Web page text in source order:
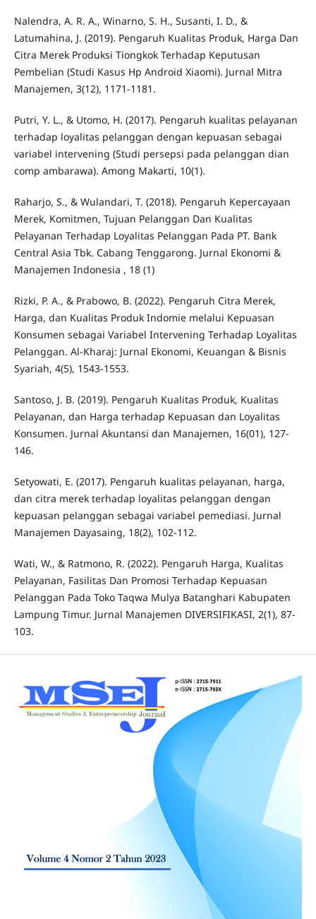
Nalendra, A. R. A., Winarno, S. H., Susanti, I. D., &
Latumahina, J. (2019). Pengaruh Kualitas Produk, Harga Dan
Citra Merek Produksi Tiongkok Terhadap Keputusan
Pembelian (Studi Kasus Hp Android Xiaomi). Jurnal Mitra
Manajemen, 3(12), 1171-1181.
Putri, Y. L., & Utomo, H. (2017). Pengaruh kualitas pelayanan
terhadap loyalitas pelanggan dengan kepuasan sebagai
variabel intervening (Studi persepsi pada pelanggan dian
comp ambarawa). Among Makarti, 10(1).
Raharjo, S., & Wulandari, T. (2018). Pengaruh Kepercayaan
Merek, Komitmen, Tujuan Pelanggan Dan Kualitas
Pelayanan Terhadap Loyalitas Pelanggan Pada PT. Bank
Central Asia Tbk. Cabang Tenggarong. Jurnal Ekonomi &
Manajemen Indonesia , 18 (1)
Rizki, P. A., & Prabowo, B. (2022). Pengaruh Citra Merek,
Harga, dan Kualitas Produk Indomie melalui Kepuasan
Konsumen sebagai Variabel Intervening Terhadap Loyalitas
Pelanggan. Al-Kharaj: Jurnal Ekonomi, Keuangan & Bisnis
Syariah, 4(5), 1543-1553.
Santoso, J. B. (2019). Pengaruh Kualitas Produk, Kualitas
Pelayanan, dan Harga terhadap Kepuasan dan Loyalitas
Konsumen. Jurnal Akuntansi dan Manajemen, 16(01), 127-
146.
Setyowati, E. (2017). Pengaruh kualitas pelayanan, harga,
dan citra merek terhadap loyalitas pelanggan dengan
kepuasan pelanggan sebagai variabel pemediasi. Jurnal
Manajemen Dayasaing, 18(2), 102-112.
Wati, W., & Ratmono, R. (2022). Pengaruh Harga, Kualitas
Pelayanan, Fasilitas Dan Promosi Terhadap Kepuasan
Pelanggan Pada Toko Taqwa Mulya Batanghari Kabupaten
Lampung Timur. Jurnal Manajemen DIVERSIFIKASI, 2(1), 87-
103.